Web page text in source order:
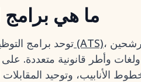
ما هي برامج
توحد برامج أنظمة تتبع المتقدمين (ATS)، وإدارة علاقات المرشحين (CRM)، وتحديد المصادر،
ولغات وأطر قانونية متعددة.
الأنابيب، وتوحيد المقابلات